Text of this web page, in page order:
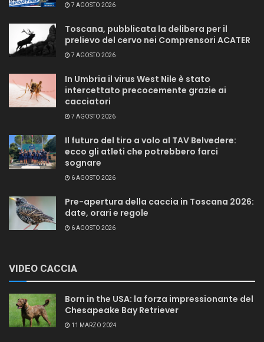
7 AGOSTO 2026
Toscana, pubblicata la delibera per il
prelievo del cervo nei Comprensori ACATER
7 AGOSTO 2026
In Umbria il virus West Nile è stato
intercettato precocemente grazie ai
cacciatori
7 AGOSTO 2026
Il futuro del tiro a volo al TAV Belvedere:
ecco gli atleti che potrebbero farci
sognare
6 AGOSTO 2026
Pre-apertura della caccia in Toscana 2026:
date, orari e regole
6 AGOSTO 2026
VIDEO CACCIA
Born in the USA: la forza impressionante del
Chesapeake Bay Retriever
11 MARZO 2024